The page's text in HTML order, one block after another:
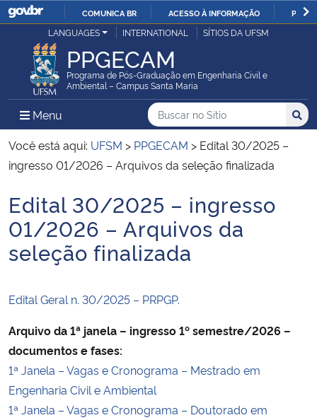
IR
PARA
O
CONTEÚDO
COMUNICA BR ACESSO À INFORMAÇÃO
Ministério da Justiça e Segurança Pública
Ministério da Defesa
Ministério das Relações Exteriores
Ministério da Infraestrutura
Ministério da Agricultura, Pecuária e Abastecimento
Ministério da Cidadania
Ministério da Saúde
Ministério de Minas e Energia
LANGUAGES INTERNATIONAL SÍTIOS DA UFSM
PPGECAM
Programa de Pós-Graduação em Engenharia Civil e
Ambiental – Campus Santa Maria
Menu Menu Principal do Sítio
Busca
Buscar no no Sítio
Busca:
Você está aqui: UFSM > PPGECAM > Edital 30/2025 –
ingresso 01/2026 – Arquivos da seleção finalizada
Início do conteúdo
Edital 30/2025 – ingresso
01/2026 – Arquivos da
seleção finalizada
Edital Geral n. 30/2025 – PRPGP.
Arquivo da 1ª janela – ingresso 1º semestre/2026 –
documentos e fases:
1ª Janela – Vagas e Cronograma – Mestrado em
Engenharia Civil e Ambiental
1ª Janela – Vagas e Cronograma – Doutorado em